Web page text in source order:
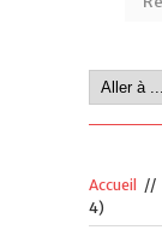
Accueil //
4)